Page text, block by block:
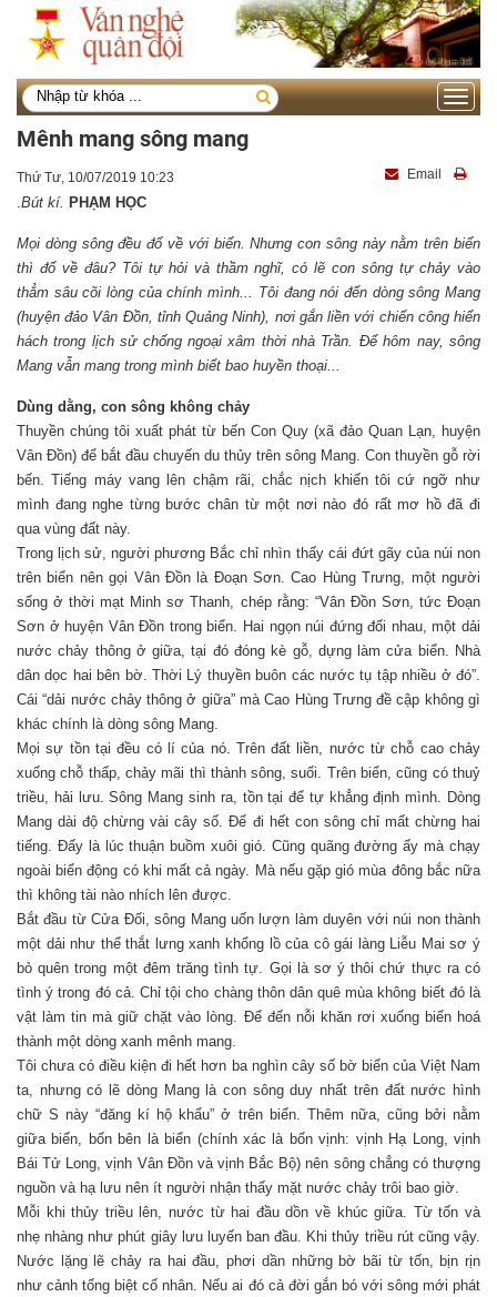
Toggle
Mênh mang sông mang
Thứ Tư, 10/07/2019 10:23 Email
.Bút kí. PHẠM HỌC
Mọi dòng sông đều đổ về với biển. Nhưng con sông này nằm trên biển
thì đổ về đâu? Tôi tự hỏi và thầm nghĩ, có lẽ con sông tự chảy vào
thẳm sâu cõi lòng của chính mình... Tôi đang nói đến dòng sông Mang
(huyện đảo Vân Đồn, tỉnh Quảng Ninh), nơi gắn liền với chiến công hiển
hách trong lịch sử chống ngoại xâm thời nhà Trần. Để hôm nay, sông
Mang vẫn mang trong mình biết bao huyền thoại...
Dùng dằng, con sông không chảy
Thuyền chúng tôi xuất phát từ bến Con Quy (xã đảo Quan Lạn, huyện
Vân Đồn) để bắt đầu chuyến du thủy trên sông Mang. Con thuyền gỗ rời
bến. Tiếng máy vang lên chậm rãi, chắc nịch khiến tôi cứ ngỡ như
mình đang nghe từng bước chân từ một nơi nào đó rất mơ hồ đã đi
qua vùng đất này.
Trong lịch sử, người phương Bắc chỉ nhìn thấy cái đứt gãy của núi non
trên biển nên gọi Vân Đồn là Đoạn Sơn. Cao Hùng Trưng, một người
sống ở thời mạt Minh sơ Thanh, chép rằng: “Vân Đồn Sơn, tức Đoạn
Sơn ở huyện Vân Đồn trong biển. Hai ngọn núi đứng đối nhau, một dải
nước chảy thông ở giữa, tại đó đóng kè gỗ, dựng làm cửa biển. Nhà
dân dọc hai bên bờ. Thời Lý thuyền buôn các nước tụ tập nhiều ở đó”.
Cái “dải nước chảy thông ở giữa” mà Cao Hùng Trưng đề cập không gì
khác chính là dòng sông Mang.
Mọi sự tồn tại đều có lí của nó. Trên đất liền, nước từ chỗ cao chảy
xuống chỗ thấp, chảy mãi thì thành sông, suối. Trên biển, cũng có thuỷ
triều, hải lưu. Sông Mang sinh ra, tồn tại để tự khẳng định mình. Dòng
Mang dài độ chừng vài cây số. Để đi hết con sông chỉ mất chừng hai
tiếng. Đấy là lúc thuận buồm xuôi gió. Cũng quãng đường ấy mà chạy
ngoài biển động có khi mất cả ngày. Mà nếu gặp gió mùa đông bắc nữa
thì không tài nào nhích lên được.
Bắt đầu từ Cửa Đối, sông Mang uốn lượn làm duyên với núi non thành
một dải như thể thắt lưng xanh khổng lồ của cô gái làng Liễu Mai sơ ý
bỏ quên trong một đêm trăng tình tự. Gọi là sơ ý thôi chứ thực ra có
tình ý trong đó cả. Chỉ tội cho chàng thôn dân quê mùa không biết đó là
vật làm tin mà giữ chặt vào lòng. Để đến nỗi khăn rơi xuống biển hoá
thành một dòng xanh mênh mang.
Tôi chưa có điều kiện đi hết hơn ba nghìn cây số bờ biển của Việt Nam
ta, nhưng có lẽ dòng Mang là con sông duy nhất trên đất nước hình
chữ S này “đăng kí hộ khẩu” ở trên biển. Thêm nữa, cũng bởi nằm
giữa biển, bốn bên là biển (chính xác là bốn vịnh: vịnh Hạ Long, vịnh
Bái Tử Long, vịnh Vân Đồn và vịnh Bắc Bộ) nên sông chẳng có thượng
nguồn và hạ lưu nên ít người nhận thấy mặt nước chảy trôi bao giờ.
Mỗi khi thủy triều lên, nước từ hai đầu dồn về khúc giữa. Từ tốn và
nhẹ nhàng như phút giây lưu luyến ban đầu. Khi thủy triều rút cũng vậy.
Nước lặng lẽ chảy ra hai đầu, phơi dần những bờ bãi từ tốn, bịn rịn
như cảnh tống biệt cố nhân. Nếu ai đó cả đời gắn bó với sông mới phát